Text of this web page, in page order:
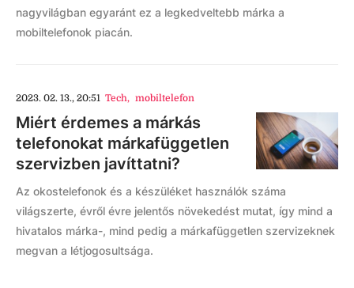
nagyvilágban egyaránt ez a legkedveltebb márka a
mobiltelefonok piacán.
2023. 02. 13., 20:51 Tech, mobiltelefon
Miért érdemes a márkás
telefonokat márkafüggetlen
szervizben javíttatni?
Az okostelefonok és a készüléket használók száma
világszerte, évről évre jelentős növekedést mutat, így mind a
hivatalos márka-, mind pedig a márkafüggetlen szervizeknek
megvan a létjogosultsága.